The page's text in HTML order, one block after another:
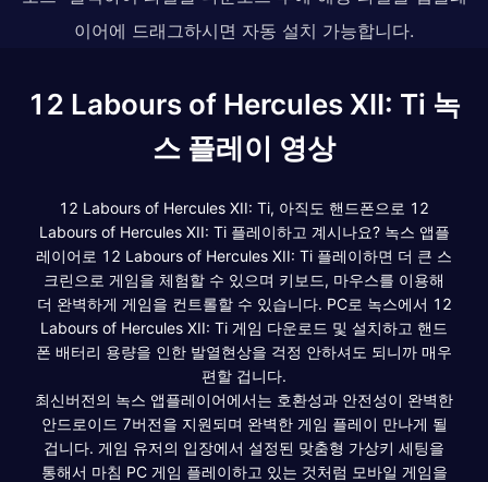
이어에 드래그하시면 자동 설치 가능합니다.
12 Labours of Hercules XII: Ti 녹
스 플레이 영상
12 Labours of Hercules XII: Ti, 아직도 핸드폰으로 12
Labours of Hercules XII: Ti 플레이하고 계시나요? 녹스 앱플
레이어로 12 Labours of Hercules XII: Ti 플레이하면 더 큰 스
크린으로 게임을 체험할 수 있으며 키보드, 마우스를 이용해
더 완벽하게 게임을 컨트롤할 수 있습니다. PC로 녹스에서 12
Labours of Hercules XII: Ti 게임 다운로드 및 설치하고 핸드
폰 배터리 용량을 인한 발열현상을 걱정 안하셔도 되니까 매우
편할 겁니다.
최신버전의 녹스 앱플레이어에서는 호환성과 안전성이 완벽한
안드로이드 7버전을 지원되며 완벽한 게임 플레이 만나게 될
겁니다. 게임 유저의 입장에서 설정된 맞춤형 가상키 세팅을
통해서 마침 PC 게임 플레이하고 있는 것처럼 모바일 게임을